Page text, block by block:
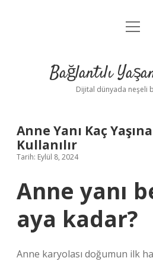
Anasayfa
Yasal
Bağlantılı
Dijital dünyada neşeli
Anne Yanı Kaç
Kullanılır
Tarih: Eylül 8, 2024
Anne yanı
aya kadar?
Anne karyolası doğumun ilk